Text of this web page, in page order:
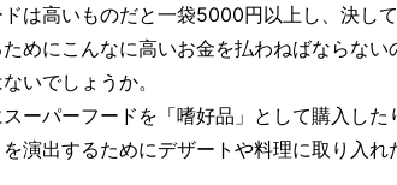
は高いものだと一袋5000円以上し、決し
ためにこんなに高いお金を払わねばならな
いでしょうか。
ーパーフードを「嗜好品」として購入し
演出するためにデザートや料理に取り入れ